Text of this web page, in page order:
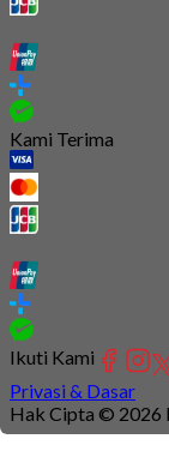
Kami Terima
Ikuti Kami
Privasi & Dasar
Hak Cipta © 2026
Connection